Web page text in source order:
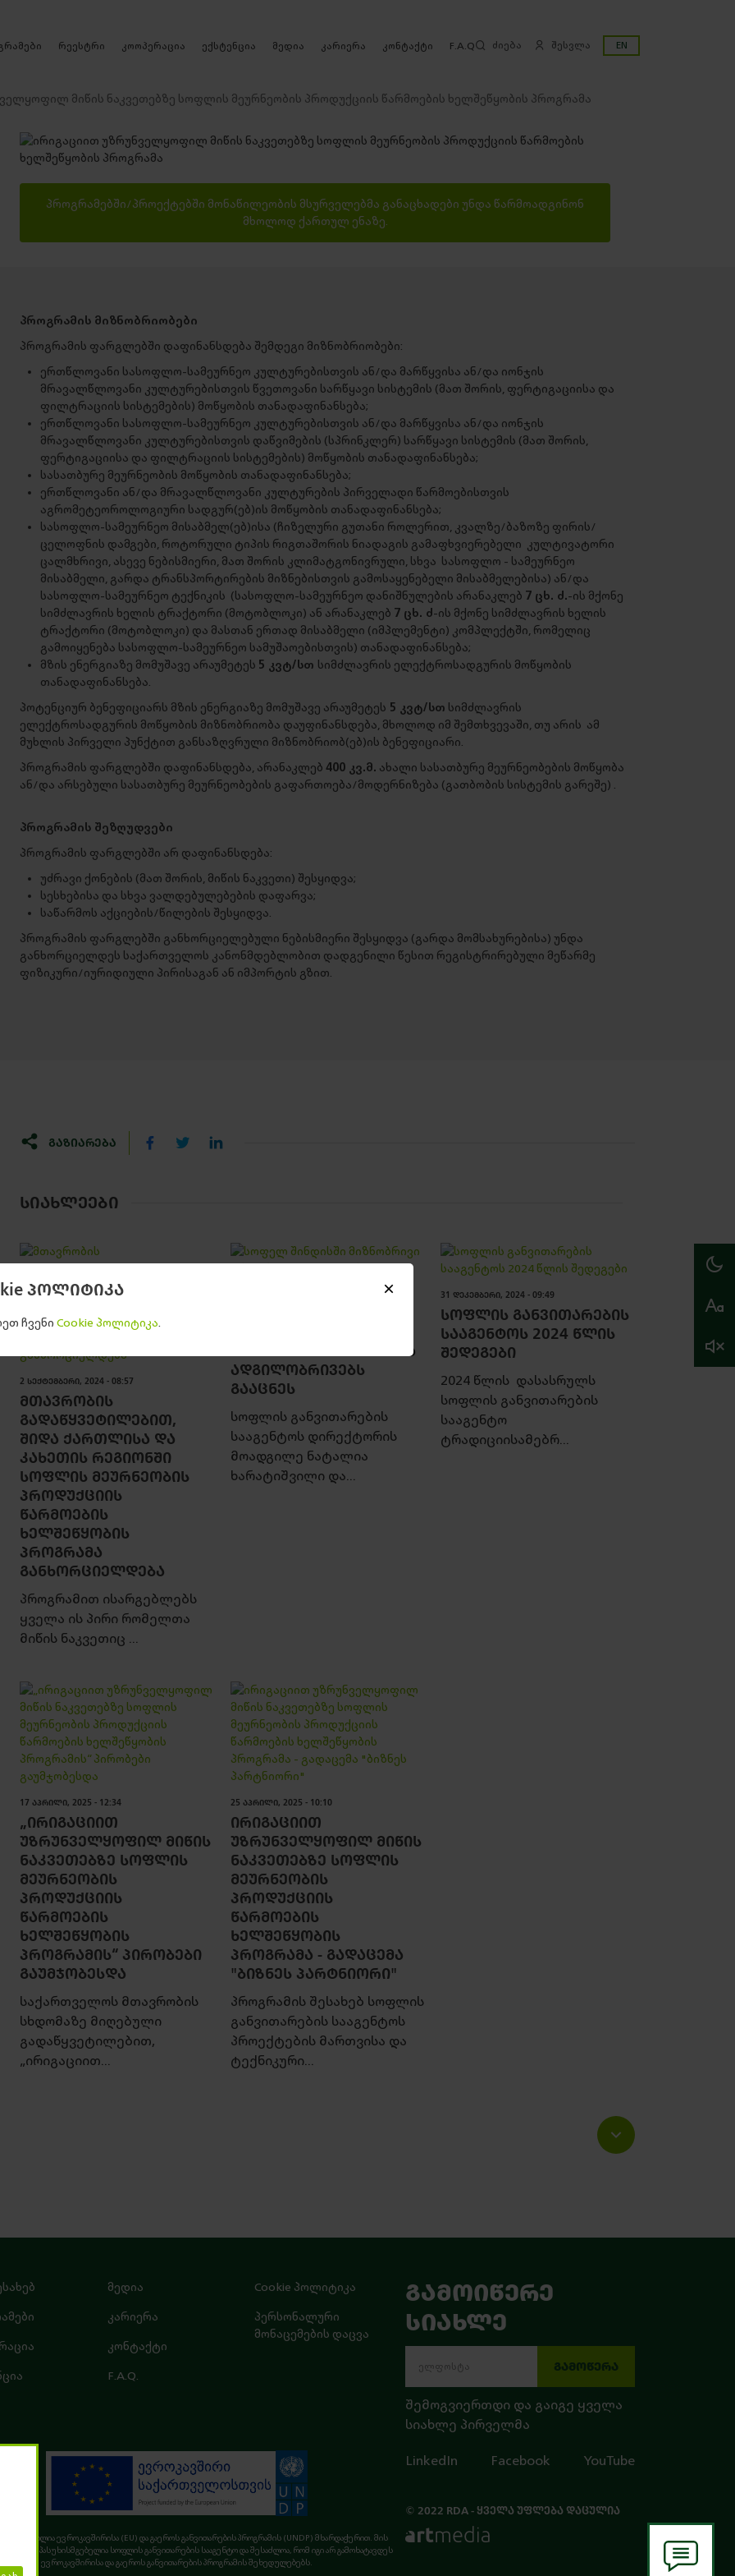
რეესტრი კოოპერაცია ექსტენცია მედია კარიერა კონტაქტი F.A.Q ძიება შესვლა EN
პოლიტიკა
ჩვენი Cookie პოლიტიკა.
მიწის ნაკვეთებზე სოფლის მეურნეობის პროდუქციის წარმოების ხელშეწყობის პროგრამა
პროგრამებში/პროექტებში მონაწილეობის მსურველებმა განაცხადები უნდა წარმოადგინონ
მხოლოდ ქართულ ენაზე.
პროგრამის მიზნობრიობები
პროგრამის ფარგლებში დაფინანსდება შემდეგი მიზნობრიობები:
ერთწლოვანი სასოფლო-სამეურნეო კულტურებისთვის ან/და მარწყვისა ან/და იონჯის
მრავალწლოვანი კულტურებისთვის წვეთოვანი სარწყავი სისტემის (მათ შორის, ფერტიგაციისა და
ფილტრაციის სისტემების) მოწყობის თანადაფინანსება;
ერთწლოვანი სასოფლო-სამეურნეო კულტურებისთვის ან/და მარწყვისა ან/და იონჯის
მრავალწლოვანი კულტურებისთვის დაწვიმების (სპრინკლერ) სარწყავი სისტემის (მათ შორის,
ფერტიგაციისა და ფილტრაციის სისტემების) მოწყობის თანადაფინანსება;
სასათბურე მეურნეობის მოწყობის თანადაფინანსება;
ერთწლოვანი ან/და მრავალწლოვანი კულტურების პირველადი წარმოებისთვის
აგრომეტეოროლოგიური სადგურ(ებ)ის მოწყობის თანადაფინანსება;
სასოფლო-სამეურნეო მისაბმელ(ებ)ისა (ჩიზელური გუთანი როლერით, კვალზე/ბაზოზე ფირის/
ცელოფნის დამგები, როტორული ტიპის რიგთაშორის ნიადაგის გამაფხვიერებელი კულტივატორი
ცალმხრივი, ასევე ნებისმიერი, მათ შორის კლიმატგონივრული, სხვა სასოფლო - სამეურნეო
მისაბმელი, გარდა ტრანსპორტირების მიზნებისთვის გამოსაყენებელი მისაბმელებისა) ან/და
სასოფლო-სამეურნეო ტექნიკის (სასოფლო-სამეურნეო დანიშნულების არანაკლებ 7 ცხ. ძ.-ის მქონე
სიმძლავრის ხელის ტრაქტორი (მოტობლოკი) ან არანაკლებ 7 ცხ. ძ-ის მქონე სიმძლავრის ხელის
ტრაქტორი (მოტობლოკი) და მასთან ერთად მისაბმელი (იმპლემენტი) კომპლექტში, რომელიც
გამოიყენება სასოფლო-სამეურნეო სამუშაოებისთვის) თანადაფინანსება;
მზის ენერგიაზე მომუშავე არაუმეტეს 5 კვტ/სთ სიმძლავრის ელექტროსადგურის მოწყობის
თანადაფინანსება.
პოტენციურ ბენეფიციარს მზის ენერგიაზე მომუშავე არაუმეტეს 5 კვტ/სთ სიმძლავრის
ელექტროსადგურის მოწყობის მიზნობრიობა დაუფინანსდება, მხოლოდ იმ შემთხვევაში, თუ არის ამ
მუხლის პირველი პუნქტით განსაზღვრული მიზნობრიობ(ებ)ის ბენეფიციარი.
პროგრამის ფარგლებში დაფინანსდება, არანაკლებ 400 კვ.მ. ახალი სასათბურე მეურნეობების მოწყობა
ან/და არსებული სასათბურე მეურნეობების გაფართოება/მოდერნიზება (გათბობის სისტემის გარეშე) .
პროგრამის შეზღუდვები
პროგრამის ფარგლებში არ დაფინანსდება:
უძრავი ქონების (მათ შორის, მიწის ნაკვეთი) შესყიდვა;
სესხებისა და სხვა ვალდებულებების დაფარვა;
საწარმოს აქციების/წილების შესყიდვა.
პროგრამის ფარგლებში განხორციელებული ნებისმიერი შესყიდვა (გარდა მომსახურებისა) უნდა
განხორციელდეს საქართველოს კანონმდებლობით დადგენილი წესით რეგისტრირებული მეწარმე
ფიზიკური/იურიდიული პირისაგან ან იმპორტის გზით.
ᲒᲐᲖᲘᲐᲠᲔᲑᲐ
ᲡᲘᲐᲮᲚᲔᲔᲑᲘ
2 ᲡᲔᲥᲢᲔᲛᲑᲔᲠᲘ, 2024 - 08:57
ᲛᲗᲐᲕᲠᲝᲑᲘᲡ
ᲒᲐᲓᲐᲬᲧᲕᲔᲢᲘᲚᲔᲑᲘᲗ,
ᲨᲘᲓᲐ ᲥᲐᲠᲗᲚᲘᲡᲐ ᲓᲐ
ᲙᲐᲮᲔᲗᲘᲡ ᲠᲔᲒᲘᲝᲜᲨᲘ
ᲡᲝᲤᲚᲘᲡ ᲛᲔᲣᲠᲜᲔᲝᲑᲘᲡ
ᲞᲠᲝᲓᲣᲥᲪᲘᲘᲡ
ᲬᲐᲠᲛᲝᲔᲑᲘᲡ
ᲮᲔᲚᲨᲔᲬᲧᲝᲑᲘᲡ
ᲞᲠᲝᲒᲠᲐᲛᲐ
ᲒᲐᲜᲮᲝᲠᲪᲘᲔᲚᲓᲔᲑᲐ
პროგრამით ისარგებლებს
ყველა ის პირი რომელთა
მიწის ნაკვეთიც ...
ᲛᲘᲖᲜᲝᲑᲠᲘᲕᲘ ᲞᲠᲝᲒᲠᲐᲛᲐ
ᲐᲓᲒᲘᲚᲝᲑᲠᲘᲕᲔᲑᲡ
ᲒᲐᲐᲪᲜᲔᲡ
სოფლის განვითარების
სააგენტოს დირექტორის
მოადგილე ნატალია
ხარატიშვილი და...
31 ᲓᲔᲙᲔᲛᲑᲔᲠᲘ, 2024 - 09:49
ᲡᲝᲤᲚᲘᲡ ᲒᲐᲜᲕᲘᲗᲐᲠᲔᲑᲘᲡ
ᲡᲐᲐᲒᲔᲜᲢᲝᲡ 2024 ᲬᲚᲘᲡ
ᲨᲔᲓᲔᲒᲔᲑᲘ
2024 წლის დასასრულს
სოფლის განვითარების
სააგენტო
ტრადიციისამებრ...
17 ᲐᲞᲠᲘᲚᲘ, 2025 - 12:34
„ᲘᲠᲘᲒᲐᲪᲘᲘᲗ
ᲣᲖᲠᲣᲜᲕᲔᲚᲧᲝᲤᲘᲚ ᲛᲘᲬᲘᲡ
ᲜᲐᲙᲕᲔᲗᲔᲑᲖᲔ ᲡᲝᲤᲚᲘᲡ
ᲛᲔᲣᲠᲜᲔᲝᲑᲘᲡ
ᲞᲠᲝᲓᲣᲥᲪᲘᲘᲡ
ᲬᲐᲠᲛᲝᲔᲑᲘᲡ
ᲮᲔᲚᲨᲔᲬᲧᲝᲑᲘᲡ
ᲞᲠᲝᲒᲠᲐᲛᲘᲡ“ ᲞᲘᲠᲝᲑᲔᲑᲘ
ᲒᲐᲣᲛᲯᲝᲑᲔᲡᲓᲐ
საქართველოს მთავრობის
სხდომაზე მიღებული
გადაწყვეტილებით,
„ირიგაციით...
25 ᲐᲞᲠᲘᲚᲘ, 2025 - 10:10
ᲘᲠᲘᲒᲐᲪᲘᲘᲗ
ᲣᲖᲠᲣᲜᲕᲔᲚᲧᲝᲤᲘᲚ ᲛᲘᲬᲘᲡ
ᲜᲐᲙᲕᲔᲗᲔᲑᲖᲔ ᲡᲝᲤᲚᲘᲡ
ᲛᲔᲣᲠᲜᲔᲝᲑᲘᲡ
ᲞᲠᲝᲓᲣᲥᲪᲘᲘᲡ
ᲬᲐᲠᲛᲝᲔᲑᲘᲡ
ᲮᲔᲚᲨᲔᲬᲧᲝᲑᲘᲡ
ᲞᲠᲝᲒᲠᲐᲛᲐ - ᲒᲐᲓᲐᲪᲔᲛᲐ
"ᲑᲘᲖᲜᲔᲡ ᲞᲐᲠᲢᲜᲘᲝᲠᲘ"
პროგრამის შესახებ სოფლის
განვითარების სააგენტოს
პროექტების მართვისა და
ტექნიკური...
მედია
კარიერა
კონტაქტი
F.A.Q.
Cookie პოლიტიკა
პერსონალური
მონაცემების დაცვა
შექმნილია ევროკავშირისა (EU) და გაეროს განვითარების პროგრამის (UNDP) მხარდაჭერით. მის
სრულად პასუხისმგებელია სოფლის განვითარების სააგენტო და შესაძლოა, რომ იგი არ გამოხატავდეს
ევროკავშირისა და გაეროს განვითარების პროგრამის შეხედულებებს.
ᲒᲐᲛᲝᲘᲬᲔᲠᲔ
ᲡᲘᲐᲮᲚᲔ
ᲒᲐᲛᲝᲬᲔᲠᲐ
შემოგვიერთდი და გაიგე ყველა
სიახლე პირველმა
LinkedIn Facebook YouTube
© 2022 RDA - ᲧᲕᲔᲚᲐ ᲣᲤᲚᲔᲑᲐ ᲓᲐᲪᲣᲚᲘᲐ